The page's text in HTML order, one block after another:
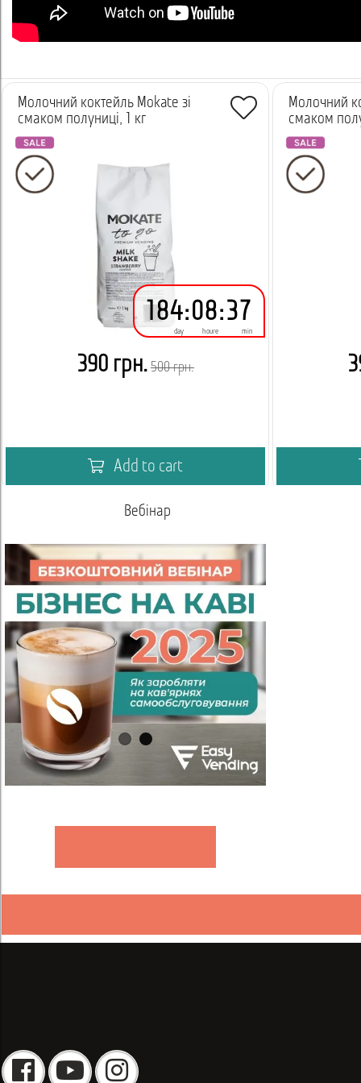
Молочний коктейль Mokate зі
смаком полуниці, 1 кг
184
day
:08
houre
:37
min
390 грн. 500 грн.
Add to cart
Молочний
смаком
Вебінар